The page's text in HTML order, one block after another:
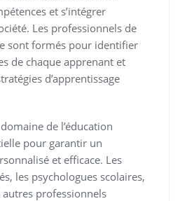
et s’intégrer
Les professionnels de
sont formés pour identifier
de chaque apprenant et
d’apprentissage
de l’éducation
pour garantir un
et efficace. Les
les psychologues scolaires,
professionnels